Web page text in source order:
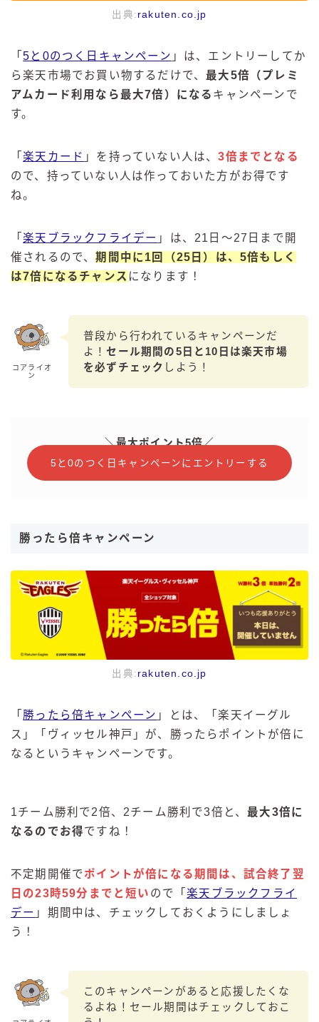
出典: rakuten.co.jp
「5と0のつく日キャンペーン 」は、エントリーしてか
ら楽天市場でお買い物するだけで、最大5倍（プレミ
アムカード利用なら最大7倍）になる キャンペーンで
す。
「楽天カード 」を持っていない人は、3倍までとなる
ので、持っていない人は作っておいた方がお得です
ね。
「楽天ブラックフライデー 」は、21日～27日まで開
催されるので、期間中に1回（25日）は、5倍もしく
は7倍になるチャンス になります！
コアライオ
ン
普段から行われているキャンペーンだ
よ！セール期間の5日と10日は楽天市場
を必ずチェック しよう！
＼最大ポイント5倍／
5と0のつく日キャンペーンにエントリーする
勝ったら倍キャンペーン
出典: rakuten.co.jp
「 勝ったら倍キャンペーン 」とは、「楽天イーグル
ス」「ヴィッセル神戸」が、勝ったらポイントが倍に
なるというキャンペーンです。
1チーム勝利で2倍、2チーム勝利で3倍と、最大3倍に
なるのでお得ですね！
不定期開催でポイントが倍になる期間は、試合終了翌
日の23時59分までと短い ので「楽天ブラックフライ
デー 」期間中は、チェックしておくようにしましょ
う！
このキャンペーンがあると応援したくな
るよね！セール期間はチェックしておこ
毎日更新
缶チューハイの売れ筋ランキングはこちら